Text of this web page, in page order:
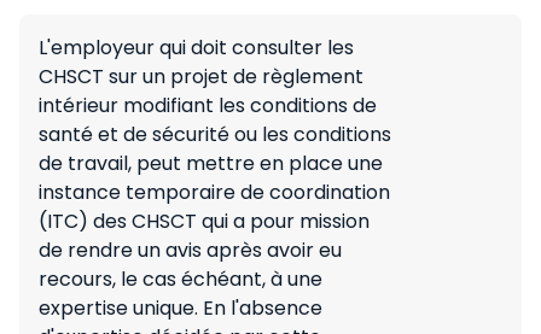
L'employeur qui doit consulter les
CHSCT sur un projet de règlement
intérieur modifiant les conditions de
santé et de sécurité ou les conditions
de travail, peut mettre en place une
instance temporaire de coordination
(ITC) des CHSCT qui a pour mission
de rendre un avis après avoir eu
recours, le cas échéant, à une
expertise unique. En l'absence